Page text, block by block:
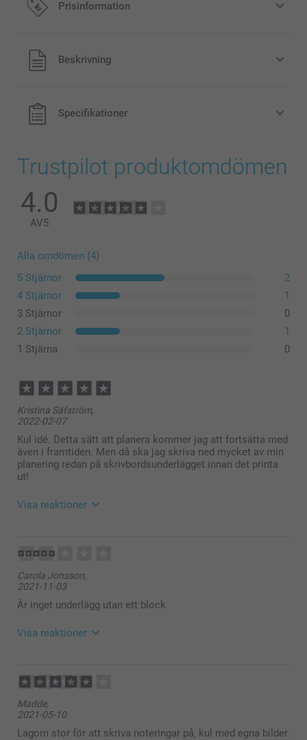
Prisinformation
Alla priser är i svenska kronor (SEK), inklusive moms och
exklusive porto.
Beskrivning
Specifikationer
Trustpilot produktomdömen
4.0
AV5
Alla omdömen (4)
5 Stjärnor
2
4 Stjärnor
1
3 Stjärnor
0
2 Stjärnor
1
1 Stjärna
0
Kristina Säfström,
2022-02-07
Kul idé. Detta sätt att planera kommer jag att fortsätta med
även i framtiden. Men då ska jag skriva ned mycket av min
planering redan på skrivbordsunderlägget innan det printa
ut!
Visa reaktioner
11:05
Stort tack för dina 5 stjärnor och omdöme, kul att du
är nöjd med skrivbordsunderlägget, vi hoppas du har
glädje av den under lång tid framöver!
Och bra tips inför nästa gång :)
Varma hälsningar,
Johanna, Smartphoto
Carola Jonsson,
2021-11-03
Är inget underlägg utan ett block
Visa reaktioner
14:32
Vad tråkigt att du är besviken på resultetat. Tveka
inte att kontakta oss om du har några frågor, vi
Madde,
2021-05-10
Lagom stor för att skriva noteringar på, kul med egna bilder.